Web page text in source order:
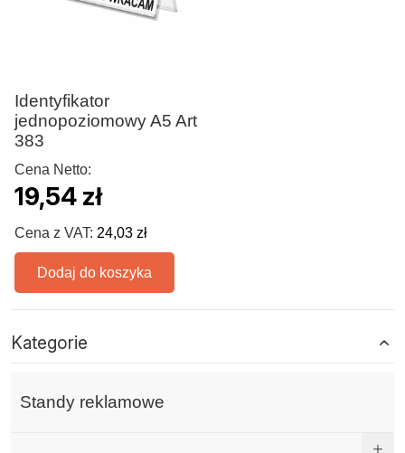
Identyfikator
jednopoziomowy A5 Art
383
Cena Netto:
19,54 zł
Cena z VAT:24,03 zł
Dodaj do koszyka
Kategorie
Standy reklamowe